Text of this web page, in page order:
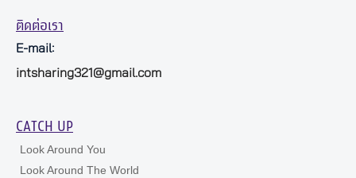
ติดต่อเรา
E-mail:
intsharing321@gmail.com
CATCH UP
Look Around You
Look Around The World